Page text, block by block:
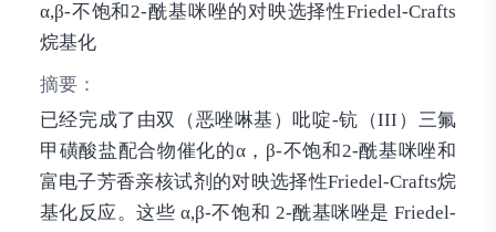
α,β-不饱和2-酰基咪唑的对映选择性Friedel-Crafts
烷基化
摘要：
已经完成了由双（恶唑啉基）吡啶-钪（III）三氟
甲磺酸盐配合物催化的α，β-不饱和2-酰基咪唑和
富电子芳香亲核试剂的对映选择性Friedel-Crafts烷
基化反应。这些 α,β-不饱和 2-酰基咪唑是 Friedel-